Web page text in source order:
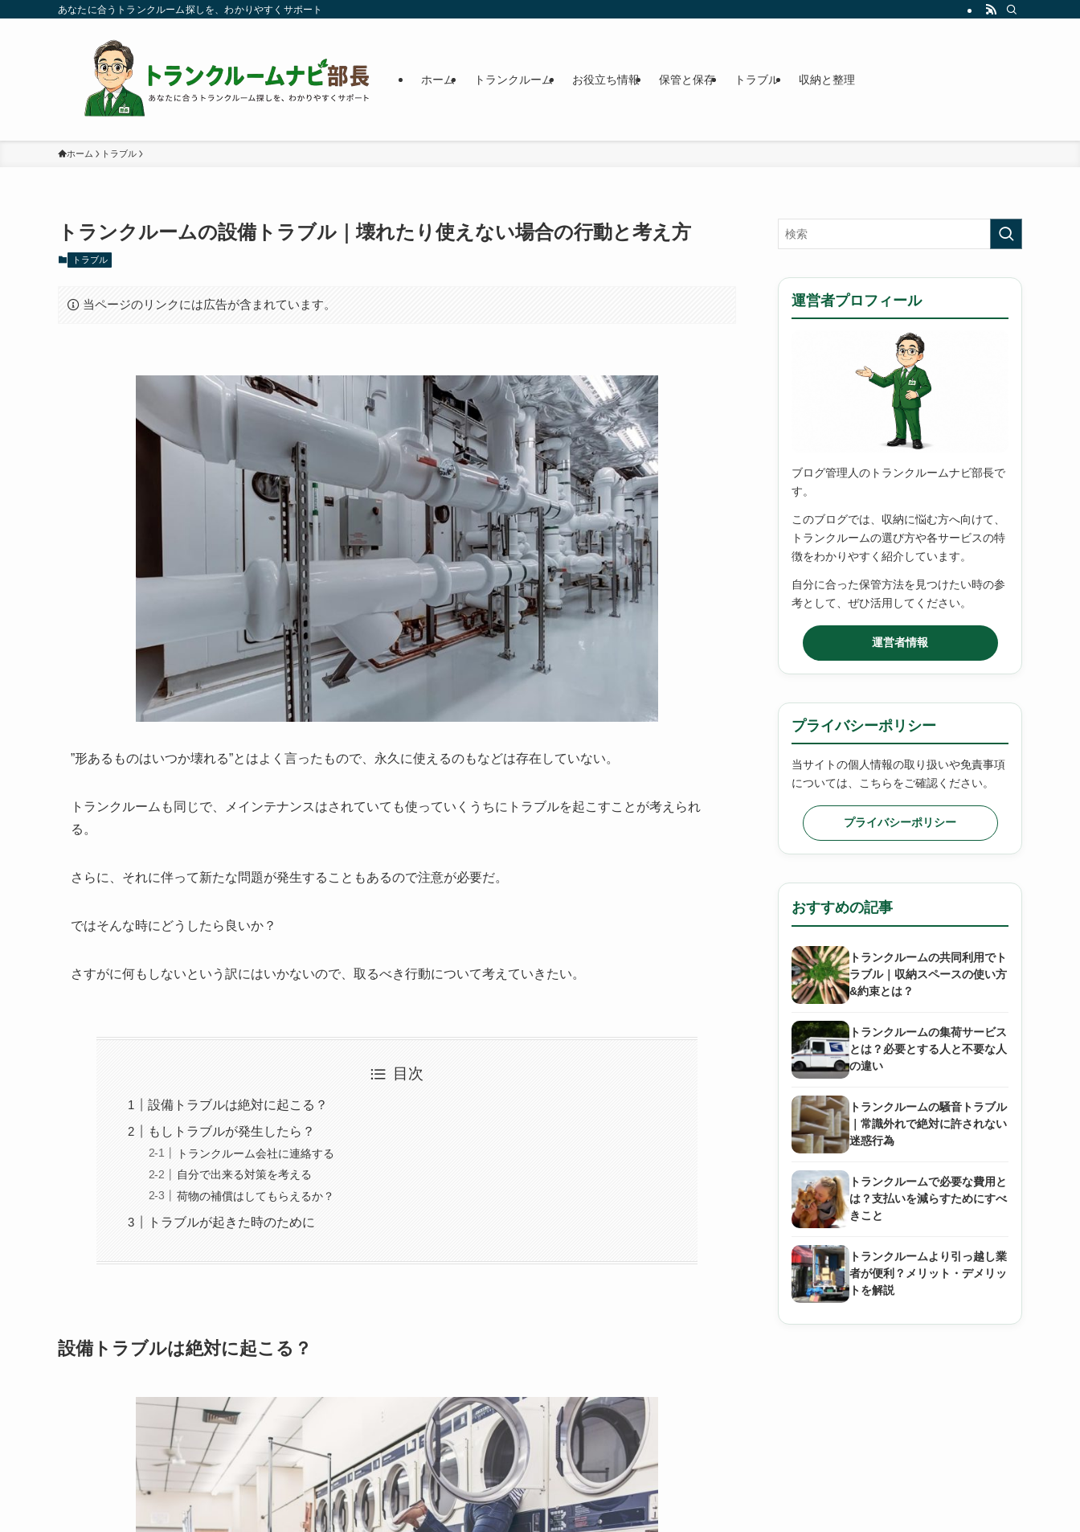
あなたに合うトランクルーム探しを、わかりやすくサポート
ホーム トランクルーム お役立ち情報 保管と保存 トラブル 収納と整理
ホーム トラブル
トランクルームの設備トラブル｜壊れたり使えない場合の行動と考え方
トラブル
当ページのリンクには広告が含まれています。
”形あるものはいつか壊れる”とはよく言ったもので、永久に使えるのもなどは存在していない。
トランクルームも同じで、メインテナンスはされていても使っていくうちにトラブルを起こすことが考えられ
る。
さらに、それに伴って新たな問題が発生することもあるので注意が必要だ。
ではそんな時にどうしたら良いか？
さすがに何もしないという訳にはいかないので、取るべき行動について考えていきたい。
目次
設備トラブルは絶対に起こる？
もしトラブルが発生したら？
トランクルーム会社に連絡する
自分で出来る対策を考える
荷物の補償はしてもらえるか？
トラブルが起きた時のために
設備トラブルは絶対に起こる？
運営者プロフィール
ブログ管理人のトランクルームナビ部長で
す。
このブログでは、収納に悩む方へ向けて、
トランクルームの選び方や各サービスの特
徴をわかりやすく紹介しています。
自分に合った保管方法を見つけたい時の参
考として、ぜひ活用してください。
運営者情報
プライバシーポリシー
当サイトの個人情報の取り扱いや免責事項
については、こちらをご確認ください。
プライバシーポリシー
おすすめの記事
トランクルームの共同利用でト
ラブル｜収納スペースの使い方
&約束とは？
トランクルームの集荷サービス
とは？必要とする人と不要な人
の違い
トランクルームの騒音トラブル
｜常識外れで絶対に許されない
迷惑行為
トランクルームで必要な費用と
は？支払いを減らすためにすべ
きこと
トランクルームより引っ越し業
者が便利？メリット・デメリッ
トを解説